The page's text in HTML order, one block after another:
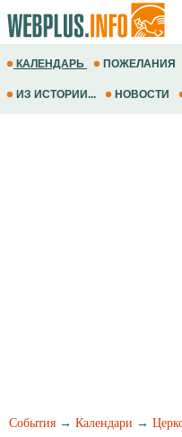
КАЛЕНДАРЬ ПОЖЕЛАНИЯ
ИЗ ИСТОРИИ... НОВОСТИ
События → Календари →